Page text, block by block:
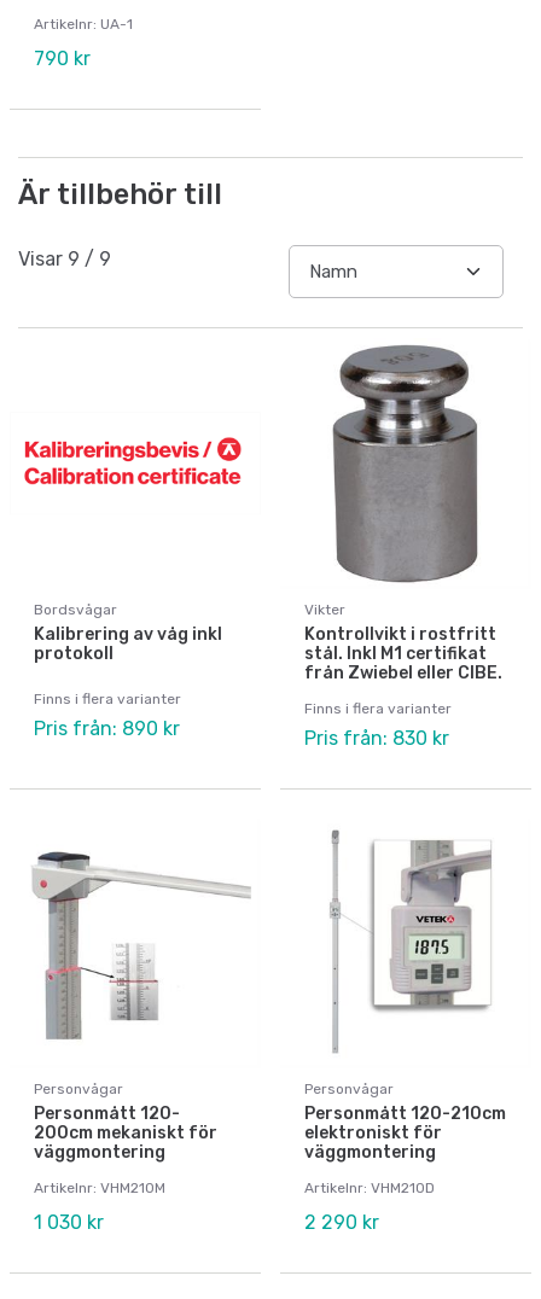
Artikelnr: UA-1
790 kr
Är tillbehör till
Visar 9 / 9
Bordsvågar
Kalibrering av våg inkl
protokoll
Finns i flera varianter
Pris från: 890 kr
Vikter
Kontrollvikt i rostfritt
stål. Inkl M1 certifikat
från Zwiebel eller CIBE.
Finns i flera varianter
Pris från: 830 kr
Personvågar
Personmått 120-
200cm mekaniskt för
väggmontering
Artikelnr: VHM210M
1 030 kr
Personvågar
Personmått 120-210cm
elektroniskt för
väggmontering
Artikelnr: VHM210D
2 290 kr